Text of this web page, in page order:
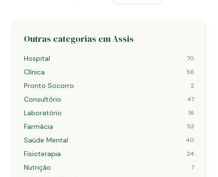
Outras categorias em Assis
Hospital 70
Clínica 56
Pronto Socorro 2
Consultório 47
Laboratório 16
Farmácia 53
Saúde Mental 40
Fisioterapia 24
Nutrição 7